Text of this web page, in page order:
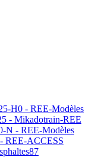
H0 - REE-Modèles
- Mikadotrain-REE
N - REE-Modèles
REE-ACCESS